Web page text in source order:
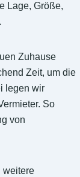
Lage, Größe,
Zuhause
Zeit, um die
legen wir
So
von
weitere